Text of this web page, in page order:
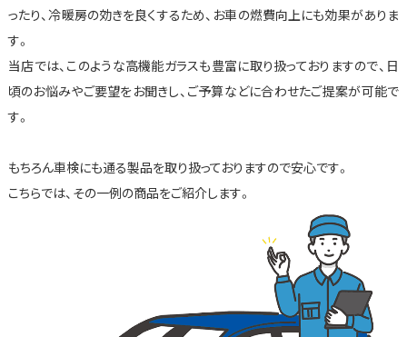
ったり、冷暖房の効きを良くするため、お車の燃費向上にも効果がありま
す。
当店では、このような高機能ガラスも豊富に取り扱っておりますので、日
頃のお悩みやご要望をお聞きし、ご予算などに合わせたご提案が可能で
す。
もちろん車検にも通る製品を取り扱っておりますので安心です。
こちらでは、その一例の商品をご紹介します。